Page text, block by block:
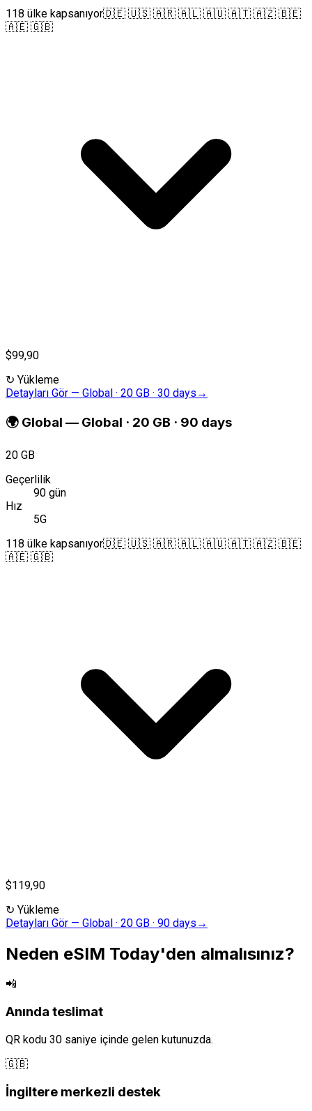
118 ülke kapsanıyor🇩🇪 🇺🇸 🇦🇷 🇦🇱 🇦🇺 🇦🇹 🇦🇿 🇧🇪
🇦🇪 🇬🇧
$99,90
↻ Yükleme
Detayları Gör — Global · 20 GB · 30 days →
🌍 Global — Global · 20 GB · 90 days
20 GB
Geçerlilik
90 gün
Hız
5G
118 ülke kapsanıyor🇩🇪 🇺🇸 🇦🇷 🇦🇱 🇦🇺 🇦🇹 🇦🇿 🇧🇪
🇦🇪 🇬🇧
$119,90
↻ Yükleme
Detayları Gör — Global · 20 GB · 90 days →
Neden eSIM Today'den almalısınız?
📲
Anında teslimat
QR kodu 30 saniye içinde gelen kutunuzda.
🇬🇧
İngiltere merkezli destek